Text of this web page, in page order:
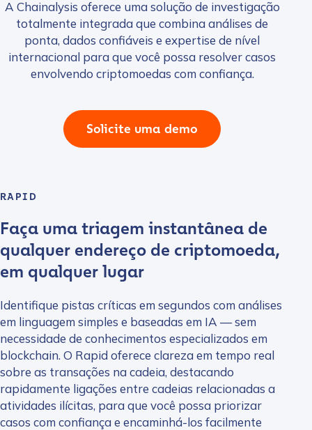
A Chainalysis oferece uma solução de investigação
totalmente integrada que combina análises de
ponta, dados confiáveis e expertise de nível
internacional para que você possa resolver casos
envolvendo criptomoedas com confiança.
Solicite uma demo
RAPID
Faça uma triagem instantânea de
qualquer endereço de criptomoeda,
em qualquer lugar
Identifique pistas críticas em segundos com análises
em linguagem simples e baseadas em IA — sem
necessidade de conhecimentos especializados em
blockchain. O Rapid oferece clareza em tempo real
sobre as transações na cadeia, destacando
rapidamente ligações entre cadeias relacionadas a
atividades ilícitas, para que você possa priorizar
casos com confiança e encaminhá-los facilmente